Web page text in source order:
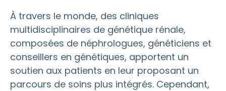
À travers le monde, des cliniques
multidisciplinaires de génétique rénale,
composées de néphrologues, généticiens et
conseillers en génétiques, apportent un
soutien aux patients en leur proposant un
parcours de soins plus intégrés. Cependant,